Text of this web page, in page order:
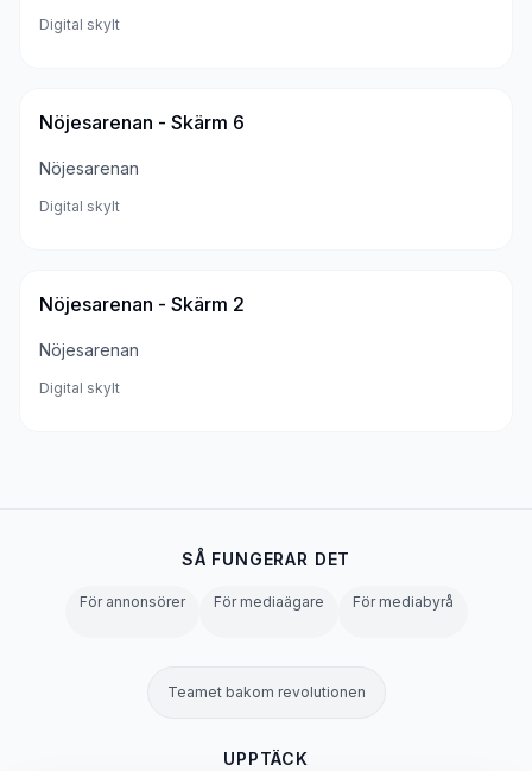
Digital skylt
Nöjesarenan - Skärm 6
Nöjesarenan
Digital skylt
Nöjesarenan - Skärm 2
Nöjesarenan
Digital skylt
SÅ FUNGERAR DET
För annonsörer För mediaägare För mediabyrå
Teamet bakom revolutionen
UPPTÄCK